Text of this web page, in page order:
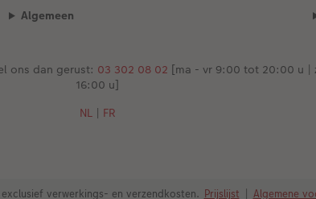
Algemeen
ons dan gerust: 03 302 08 02 [ma - vr 9:00 tot 20:00 u |
16:00 u]
NL| FR
verwerkings- en verzendkosten. Prijslijst | Algemene